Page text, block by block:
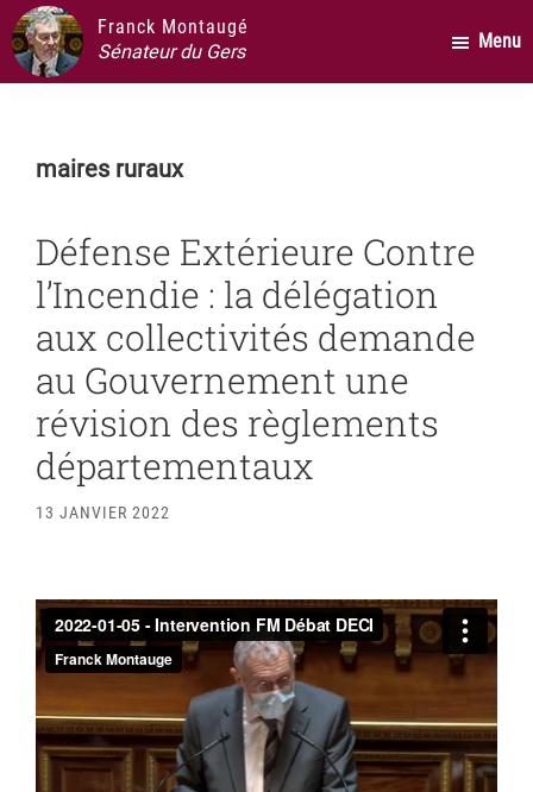
Passer
au
contenu
Passer
la
Passer
au
pied
Franck Montaugé
Sénateur du Gers
Menu
maires ruraux
Défense Extérieure Contre
l’Incendie : la délégation
aux collectivités demande
au Gouvernement une
révision des règlements
départementaux
13 JANVIER 2022